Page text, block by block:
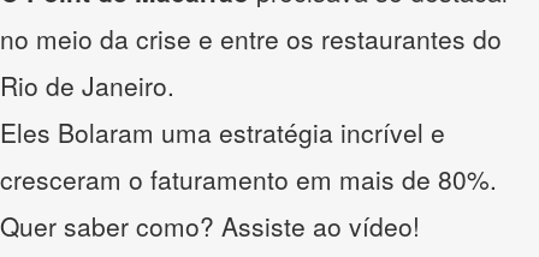
no meio da crise e entre os restaurantes do
Rio de Janeiro.
Eles Bolaram uma estratégia incrível e
cresceram o faturamento em mais de 80%.
Quer saber como? Assiste ao vídeo!